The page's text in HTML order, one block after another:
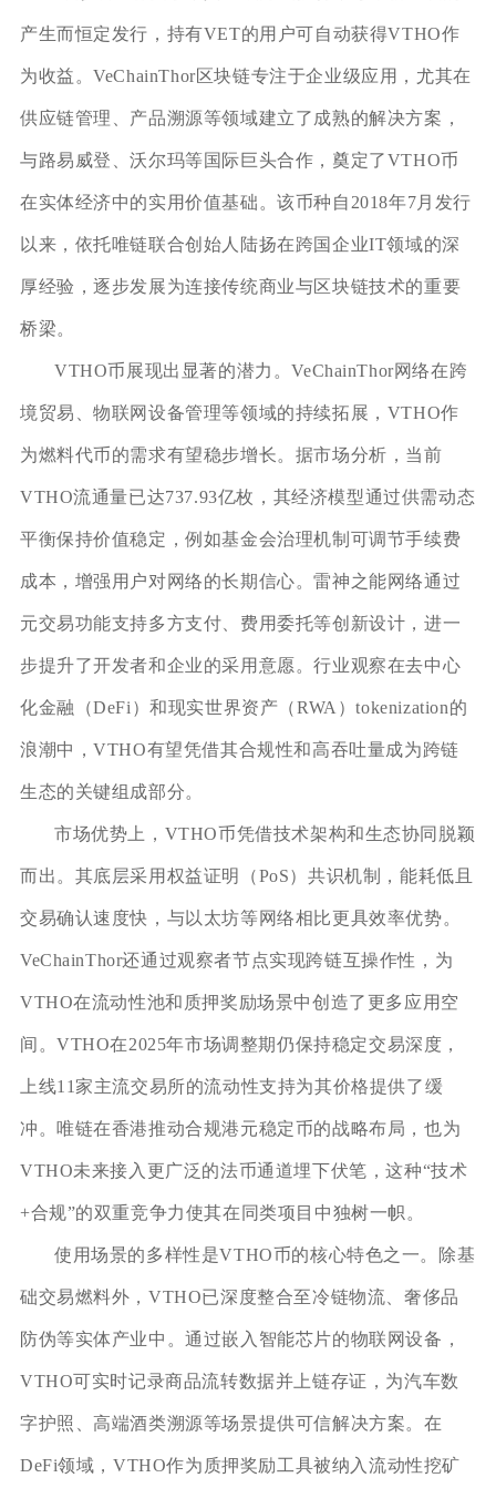
产生而恒定发行，持有VET的用户可自动获得VTHO作
为收益。VeChainThor区块链专注于企业级应用，尤其在
供应链管理、产品溯源等领域建立了成熟的解决方案，
与路易威登、沃尔玛等国际巨头合作，奠定了VTHO币
在实体经济中的实用价值基础。该币种自2018年7月发行
以来，依托唯链联合创始人陆扬在跨国企业IT领域的深
厚经验，逐步发展为连接传统商业与区块链技术的重要
桥梁。
VTHO币展现出显著的潜力。VeChainThor网络在跨
境贸易、物联网设备管理等领域的持续拓展，VTHO作
为燃料代币的需求有望稳步增长。据市场分析，当前
VTHO流通量已达737.93亿枚，其经济模型通过供需动态
平衡保持价值稳定，例如基金会治理机制可调节手续费
成本，增强用户对网络的长期信心。雷神之能网络通过
元交易功能支持多方支付、费用委托等创新设计，进一
步提升了开发者和企业的采用意愿。行业观察在去中心
化金融（DeFi）和现实世界资产（RWA）tokenization的
浪潮中，VTHO有望凭借其合规性和高吞吐量成为跨链
生态的关键组成部分。
市场优势上，VTHO币凭借技术架构和生态协同脱颖
而出。其底层采用权益证明（PoS）共识机制，能耗低且
交易确认速度快，与以太坊等网络相比更具效率优势。
VeChainThor还通过观察者节点实现跨链互操作性，为
VTHO在流动性池和质押奖励场景中创造了更多应用空
间。VTHO在2025年市场调整期仍保持稳定交易深度，
上线11家主流交易所的流动性支持为其价格提供了缓
冲。唯链在香港推动合规港元稳定币的战略布局，也为
VTHO未来接入更广泛的法币通道埋下伏笔，这种“技术
+合规”的双重竞争力使其在同类项目中独树一帜。
使用场景的多样性是VTHO币的核心特色之一。除基
础交易燃料外，VTHO已深度整合至冷链物流、奢侈品
防伪等实体产业中。通过嵌入智能芯片的物联网设备，
VTHO可实时记录商品流转数据并上链存证，为汽车数
字护照、高端酒类溯源等场景提供可信解决方案。在
DeFi领域，VTHO作为质押奖励工具被纳入流动性挖矿